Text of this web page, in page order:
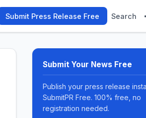
Submit Press Release Free Search
Submit Your News Free
Publish your press release
SubmitPR Free. 100% free, no
registration needed.